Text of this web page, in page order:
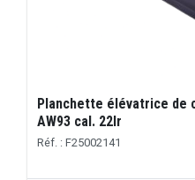
Planchette élévatrice de
AW93 cal. 22lr
Réf. : F25002141